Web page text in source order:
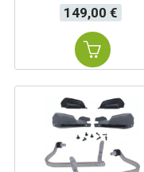
Precio
149,00 €